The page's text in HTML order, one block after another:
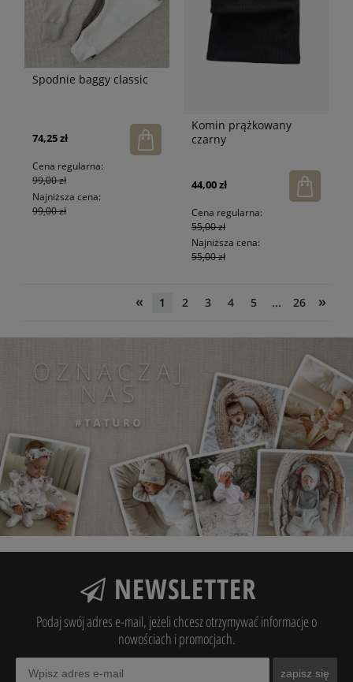
Spodnie baggy classic
74,25 zł
Cena regularna:
99,00 zł
Najniższa cena:
99,00 zł
Komin prążkowany
czarny
44,00 zł
Cena regularna:
55,00 zł
Najniższa cena:
55,00 zł
« 1 2 3 4 5 ... 26 »
NEWSLETTER
Podaj swój adres e-mail, jeżeli chcesz otrzymywać informacje o
nowościach i promocjach.
zapisz się